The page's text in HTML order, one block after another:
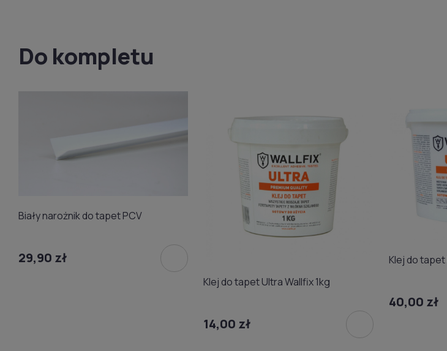
Do kompletu
Biały narożnik do tapet PCV
29,90 zł
Klej do tapet Ultra Wallfix 1kg
14,00 zł
40,00 zł